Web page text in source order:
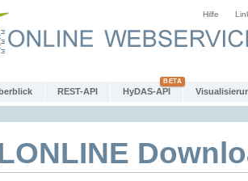
Hilfe
REST-API HyDAS-API